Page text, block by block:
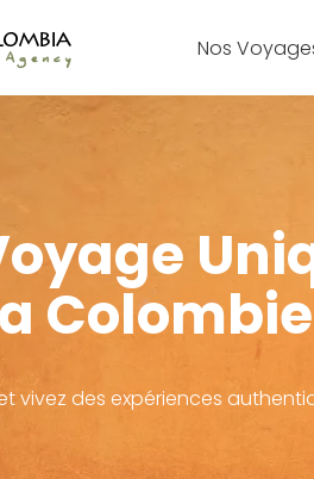
Nos
Colombie
vivez des expériences